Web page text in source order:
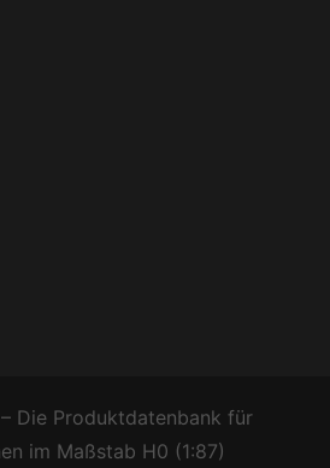
Die Produktdatenbank für
im Maßstab H0 (1:87)